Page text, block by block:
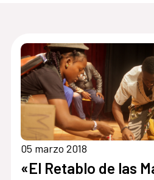
05 marzo 2018
«El Retablo de las